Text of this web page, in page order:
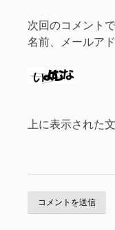
次回のコメント
名前、メールア
上に表示された